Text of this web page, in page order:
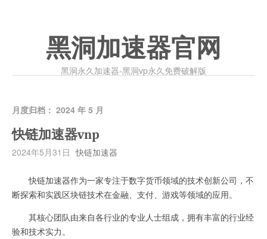
黑洞加速器官网
黑洞永久加速器-黑洞vp永久免费破解版
月度归档： 2024 年 5 月
快链加速器vnp
2024年5月31日 快链加速器
快链加速器作为一家专注于数字货币领域的技术创新公司，不
断探索和实践区块链技术在金融、支付、游戏等领域的应用。
其核心团队由来自各行业的专业人士组成，拥有丰富的行业经
验和技术实力。